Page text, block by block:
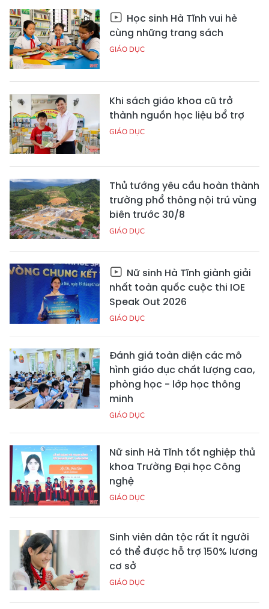
Học sinh Hà Tĩnh vui hè
cùng những trang sách
GIÁO DỤC
Khi sách giáo khoa cũ trở
thành nguồn học liệu bổ trợ
GIÁO DỤC
Thủ tướng yêu cầu hoàn thành
trường phổ thông nội trú vùng
biên trước 30/8
GIÁO DỤC
Nữ sinh Hà Tĩnh giành giải
nhất toàn quốc cuộc thi IOE
Speak Out 2026
GIÁO DỤC
Đánh giá toàn diện các mô
hình giáo dục chất lượng cao,
phòng học - lớp học thông
minh
GIÁO DỤC
Nữ sinh Hà Tĩnh tốt nghiệp thủ
khoa Trường Đại học Công
nghệ
GIÁO DỤC
Sinh viên dân tộc rất ít người
có thể được hỗ trợ 150% lương
cơ sở
GIÁO DỤC